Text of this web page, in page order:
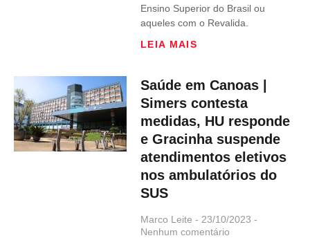
Ensino Superior do Brasil ou
aqueles com o Revalida.
LEIA MAIS
Saúde em Canoas |
Simers contesta
medidas, HU responde
e Gracinha suspende
atendimentos eletivos
nos ambulatórios do
SUS
Marco Leite
23/10/2023
Nenhum comentário